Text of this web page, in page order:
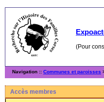
(Pour
Navigation :: Communes et paroisses
Accès membres